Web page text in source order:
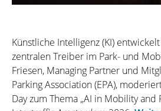
Künstliche Intelligenz (KI)
zentralen Treiber im Park- und
Friesen, Managing Partner und
Parking Association (EPA),
Day zum Thema „AI in Mobility and